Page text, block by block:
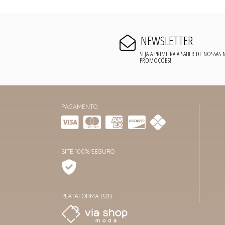
NEWSLETTER
SEJA A PRIMEIRA A SABER DE NOSSAS
PROMOÇÕES!
PAGAMENTO
SITE 100% SEGURO
PLATAFORMA B2B